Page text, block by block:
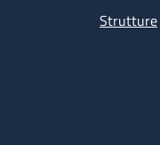
Strutture